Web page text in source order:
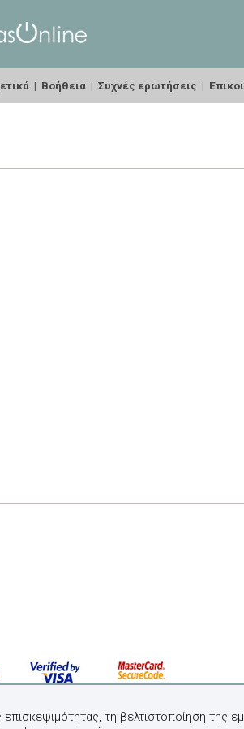
| Βοήθεια | Συχνές ερωτήσεις |
τη βελτιστοποίηση της